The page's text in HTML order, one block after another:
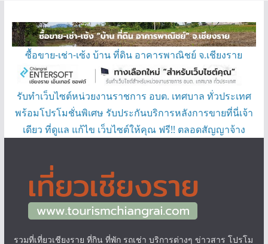
ซื้อขาย-เช่า-เซ้ง บ้าน ที่ดิน อาคารพาณิชย์ จ.เชียงราย
รับทำเว็บไซต์หน่วยงานราชการ อบต. เทศบาล ทั่วประเทศ
พร้อมโปรโมชั่นพิเศษ รับประกันบริการหลังการขายที่นี่เจ้า
เดียว ที่ดูแล แก้ไข เว็บไซต์ให้คุณ ฟรี!! ตลอดสัญญาจ้าง
รวมที่เที่ยวเชียงราย ที่กิน ที่พัก รถเช่า บริการต่างๆ ข่าวสาร โปรโม